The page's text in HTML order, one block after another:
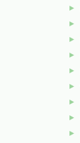
►
►
►
►
►
►
►
►
►